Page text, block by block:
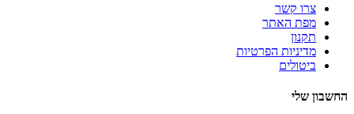
צרו קשר
מפת האתר
תקנון
מדיניות הפרטיות
ביטולים
החשבון שלי